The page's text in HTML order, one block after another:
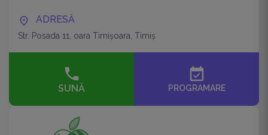
ADRESĂ
Str. Posada 11, oara Timişoara, Timiș
SUNĂ
event_available
PROGRAMARE